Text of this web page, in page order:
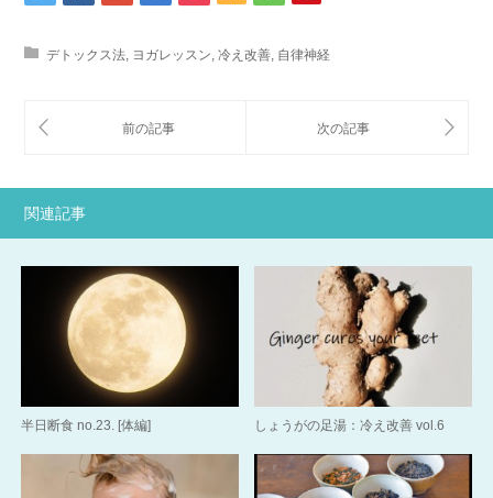
デトックス法, ヨガレッスン, 冷え改善, 自律神経
関連記事
半日断食 no.23. [体編] しょうがの足湯：冷え改善 vol.6